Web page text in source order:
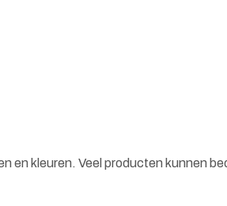
kleuren. Veel producten kunnen